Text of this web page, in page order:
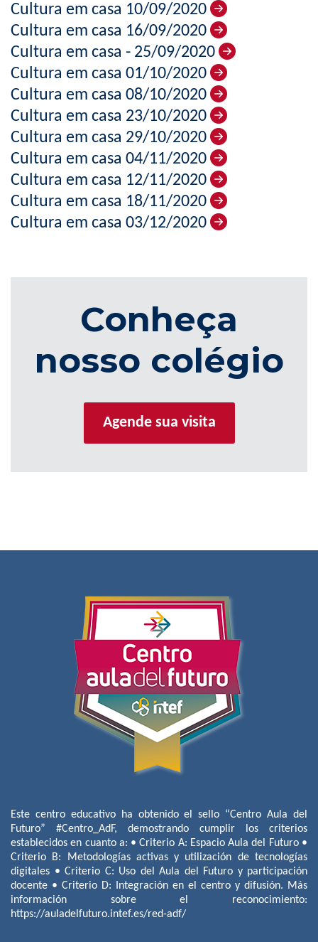
Cultura em casa 10/09/2020
Cultura em casa 16/09/2020
Cultura em casa - 25/09/2020
Cultura em casa 01/10/2020
Cultura em casa 08/10/2020
Cultura em casa 23/10/2020
Cultura em casa 29/10/2020
Cultura em casa 04/11/2020
Cultura em casa 12/11/2020
Cultura em casa 18/11/2020
Cultura em casa 03/12/2020
Conheça
nosso colégio
Agende sua visita
Este centro educativo ha obtenido el sello “Centro Aula del
Futuro” #Centro_AdF, demostrando cumplir los criterios
establecidos en cuanto a: • Criterio A: Espacio Aula del Futuro •
Criterio B: Metodologías activas y utilización de tecnologías
digitales • Criterio C: Uso del Aula del Futuro y participación
docente • Criterio D: Integración en el centro y difusión. Más
información sobre el reconocimiento:
https://auladelfuturo.intef.es/red-adf/